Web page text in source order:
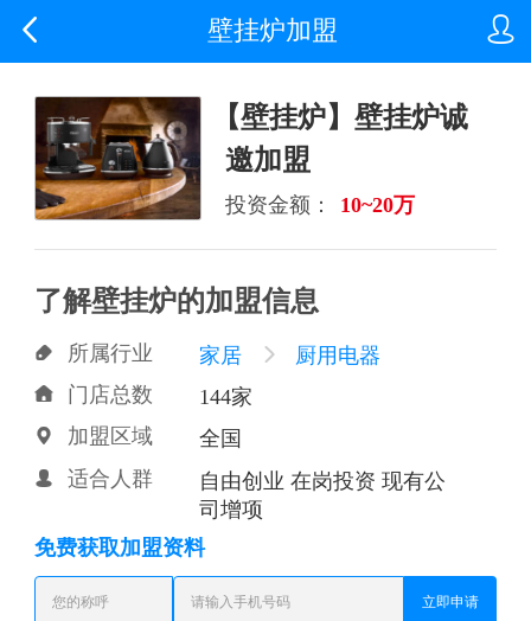

 壁挂炉加盟
【壁挂炉】壁挂炉诚
邀加盟
投资金额： 10~20万
了解壁挂炉的加盟信息
 所属行业 家居  厨用电器
 门店总数 144家
 加盟区域 全国
 适合人群
自由创业 在岗投资 现有公
司增项
免费获取加盟资料
立即申请